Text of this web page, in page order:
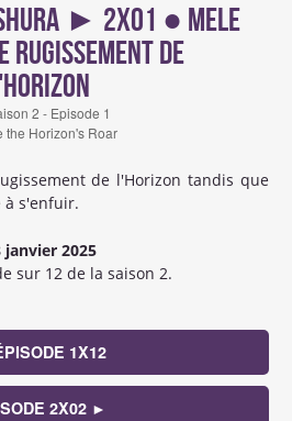
► 2x01 ● Mele
Rugissement de
2 - Episode 1
the Horizon's Roar
de l'Horizon tandis que
à s'enfuir.
janvier 2025
sur 12 de la saison 2.
1X12
2X02 ►